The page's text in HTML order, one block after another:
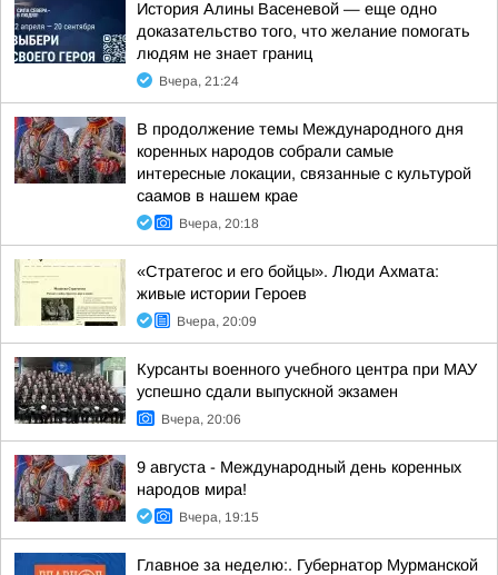
История Алины Васеневой — еще одно
доказательство того, что желание помогать
людям не знает границ
Вчера, 21:24
В продолжение темы Международного дня
коренных народов собрали самые
интересные локации, связанные с культурой
саамов в нашем крае
Вчера, 20:18
«Стратегос и его бойцы». Люди Ахмата:
живые истории Героев
Вчера, 20:09
Курсанты военного учебного центра при МАУ
успешно сдали выпускной экзамен
Вчера, 20:06
9 августа - Международный день коренных
народов мира!
Вчера, 19:15
Главное за неделю:. Губернатор Мурманской